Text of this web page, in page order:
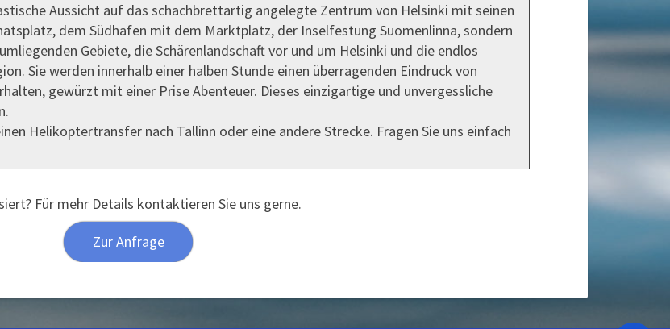
Aussicht auf das schachbrettartig angelegte Zentrum von Helsinki mit seinen
dem Südhafen mit dem Marktplatz, der Inselfestung Suomenlinna, sondern
Gebiete, die Schärenlandschaft vor und um Helsinki und die endlos
Sie werden innerhalb einer halben Stunde einen überragenden Eindruck von
gewürzt mit einer Prise Abenteuer. Dieses einzigartige und unvergessliche
Helikoptertransfer nach Tallinn oder eine andere Strecke. Fragen Sie uns einfach
Für mehr Details kontaktieren Sie uns gerne.
Zur Anfrage